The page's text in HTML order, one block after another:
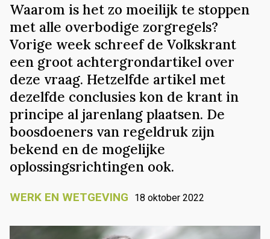
Waarom is het zo moeilijk te stoppen
met alle overbodige zorgregels?
Vorige week schreef de Volkskrant
een groot achtergrondartikel over
deze vraag. Hetzelfde artikel met
dezelfde conclusies kon de krant in
principe al jarenlang plaatsen. De
boosdoeners van regeldruk zijn
bekend en de mogelijke
oplossingsrichtingen ook.
WERK EN WETGEVING 18 oktober 2022